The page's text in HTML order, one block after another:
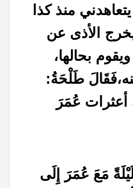
منذ كذا
الأذى عن
بحالها،
طَلْحَةُ:
أعثرات عُمَرَ
مَعَ عُمَرَ إِلَى